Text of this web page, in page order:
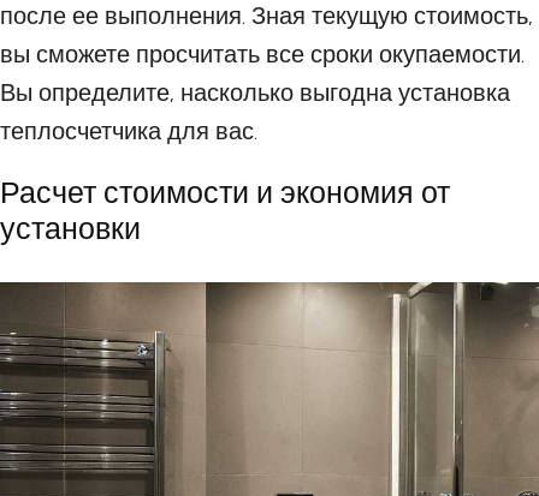
после ее выполнения. Зная текущую стоимость,
вы сможете просчитать все сроки окупаемости.
Вы определите, насколько выгодна установка
теплосчетчика для вас.
Расчет стоимости и экономия от
установки